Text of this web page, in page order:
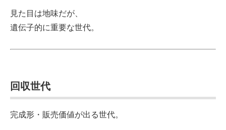
見た目は地味だが、
遺伝子的に重要な世代。
回収世代
完成形・販売価値が出る世代。